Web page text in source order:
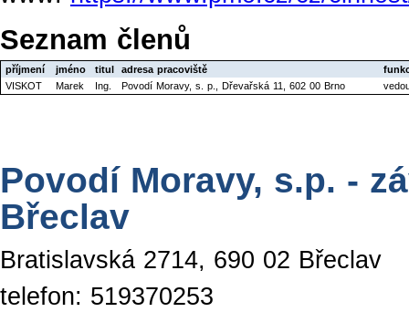
Seznam členů
příjmení jméno titul adresa pracoviště
VISKOT
Marek Ing. Povodí Moravy, s. p., Dřevařská 11, 602 00 Brno
Povodí Moravy, s.p. -
Břeclav
Bratislavská 2714, 690 02 Břeclav
telefon: 519370253